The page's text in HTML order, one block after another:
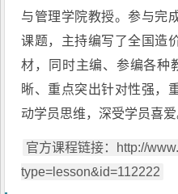
与管理学院教授。参与完
课题，主持编写了全国造
材，同时主编、参编各种
晰、重点突出针对性强，
动学员思维，深受学员喜爱
官方课程链接：http://
type=lesson&id=112222